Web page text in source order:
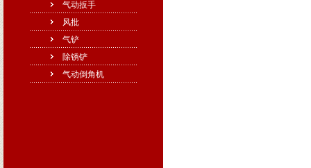
气动扳手
风批
气铲
除锈铲
气动倒角机